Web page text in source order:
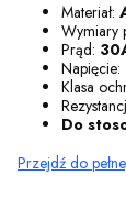
Materiał:
Wymiary
Prąd:
Napięcie:
Klasa
Do
Przejdź do